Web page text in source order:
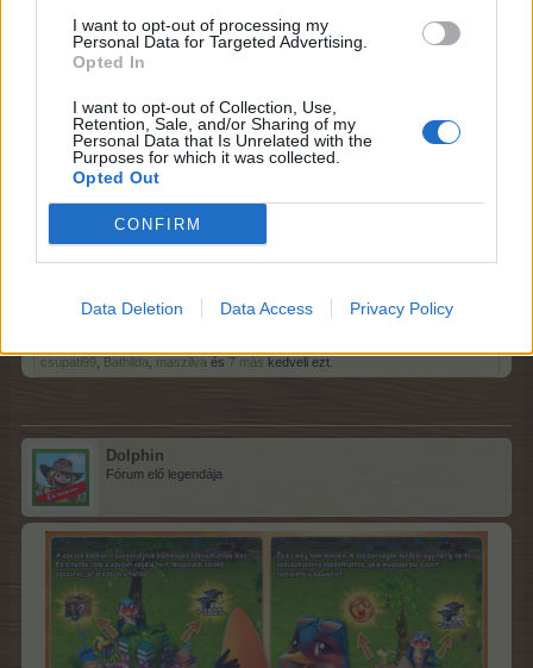
I want to opt-out of processing my
Personal Data for Targeted Advertising.
Opted In
I want to opt-out of Collection, Use,
Retention, Sale, and/or Sharing of my
Personal Data that Is Unrelated with the
Purposes for which it was collected.
Opted Out
CONFIRM
Data Deletion Data Access Privacy Policy
A szezon ismertetője
A szezoneventek csevegője
el.
A szezon panaszládája>> ITT <<
Sikeres gazdálkodást kívánunk,
A Farmerama csapata
csupati99 Bathilda maszilva és 7 más kedveli ezt.
Dolphin
Fórum elő legendája